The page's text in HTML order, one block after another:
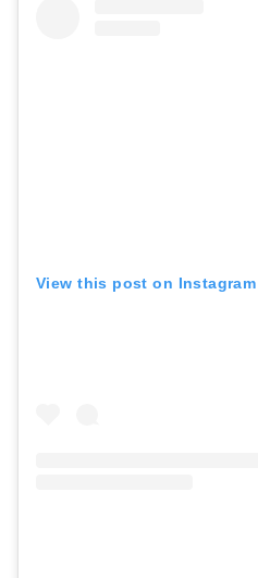
View this post on Instagram